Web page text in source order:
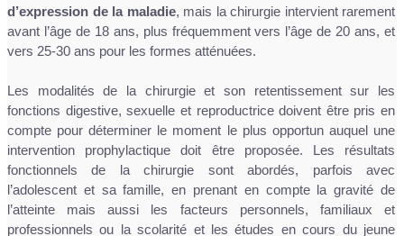
d’expression de la maladie, mais la chirurgie intervient rarement
avant l’âge de 18 ans, plus fréquemment vers l’âge de 20 ans, et
vers 25-30 ans pour les formes atténuées.
Les modalités de la chirurgie et son retentissement sur les
fonctions digestive, sexuelle et reproductrice doivent être pris en
compte pour déterminer le moment le plus opportun auquel une
intervention prophylactique doit être proposée. Les résultats
fonctionnels de la chirurgie sont abordés, parfois avec
l’adolescent et sa famille, en prenant en compte la gravité de
l’atteinte mais aussi les facteurs personnels, familiaux et
professionnels ou la scolarité et les études en cours du jeune